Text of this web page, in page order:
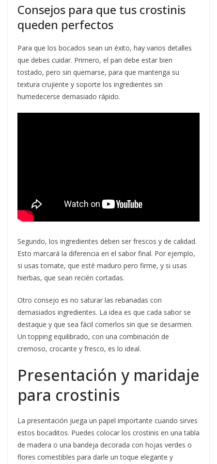
Consejos para que tus crostinis
queden perfectos
Para que los bocados sean un éxito, hay varios detalles
que debes cuidar. Primero, el pan debe estar bien
tostado, pero sin quemarse, para que mantenga su
textura crujiente y soporte los ingredientes sin
humedecerse demasiado rápido.
Segundo, los ingredientes deben ser frescos y de calidad.
Esto marcará la diferencia en el sabor final. Por ejemplo,
si usas tomate, que esté maduro pero firme, y si usas
hierbas, que sean recién cortadas.
Otro consejo es no saturar las rebanadas con
demasiados ingredientes. La idea es que cada sabor se
destaque y que sea fácil comerlos sin que se desarmen.
Un topping equilibrado, con una combinación de
cremoso, crocante y fresco, es lo ideal.
Presentación y maridaje
para crostinis
La presentación juega un papel importante cuando sirves
estos bocaditos. Puedes colocar los crostinis en una tabla
de madera o una bandeja decorada con hojas verdes o
flores comestibles para darle un toque elegante y